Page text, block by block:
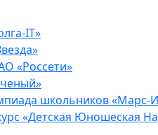
IT»
«Россети»
школьников «Марс-
«Детская Юношеская